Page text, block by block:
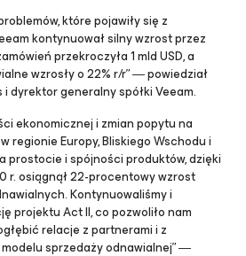
które pojawiły się z
kontynuował silny wzrost przez
przekroczyła 1 mld USD, a
wzrosły o 22% r/r” ― powiedział
dyrektor generalny spółki Veeam.
ekonomicznej i zmian popytu na
regionie Europy, Bliskiego Wschodu i
prostocie i spójności produktów, dzięki
r. osiągnął 22-procentowy wzrost
Kontynuowaliśmy i
projektu Act II, co pozwoliło nam
relacje z partnerami i z
sprzedaży odnawialnej” ―